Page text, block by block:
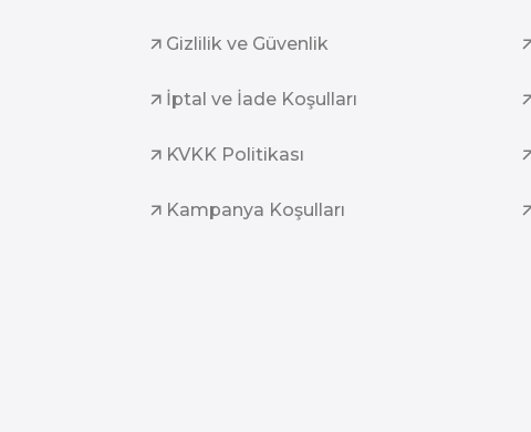
Gizlilik ve Güvenlik
İptal ve İade Koşulları
KVKK Politikası
Kampanya Koşulları